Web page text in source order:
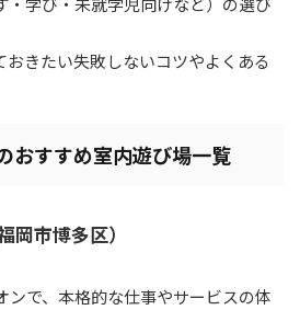
おきたい失敗しないコツやよくある
おすすめ室内遊び場一覧
岡市博多区）
ンで、本格的な仕事やサービスの体